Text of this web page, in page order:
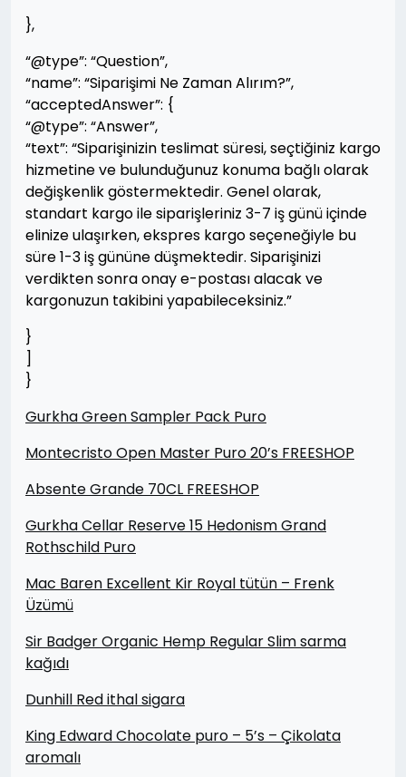
},
“@type”: “Question”,
“name”: “Siparişimi Ne Zaman Alırım?”,
“acceptedAnswer”: {
“@type”: “Answer”,
“text”: “Siparişinizin teslimat süresi, seçtiğiniz kargo
hizmetine ve bulunduğunuz konuma bağlı olarak
değişkenlik göstermektedir. Genel olarak,
standart kargo ile siparişleriniz 3-7 iş günü içinde
elinize ulaşırken, ekspres kargo seçeneğiyle bu
süre 1-3 iş gününe düşmektedir. Siparişinizi
verdikten sonra onay e-postası alacak ve
kargonuzun takibini yapabileceksiniz.”
}
]
}
Gurkha Green Sampler Pack Puro
Montecristo Open Master Puro 20’s FREESHOP
Absente Grande 70CL FREESHOP
Gurkha Cellar Reserve 15 Hedonism Grand
Rothschild Puro
Mac Baren Excellent Kir Royal tütün – Frenk
Üzümü
Sir Badger Organic Hemp Regular Slim sarma
kağıdı
Dunhill Red ithal sigara
King Edward Chocolate puro – 5’s – Çikolata
aromalı